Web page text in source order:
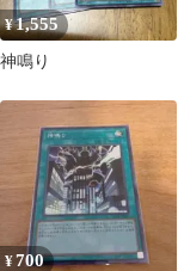
¥1,555
神鳴り
¥700